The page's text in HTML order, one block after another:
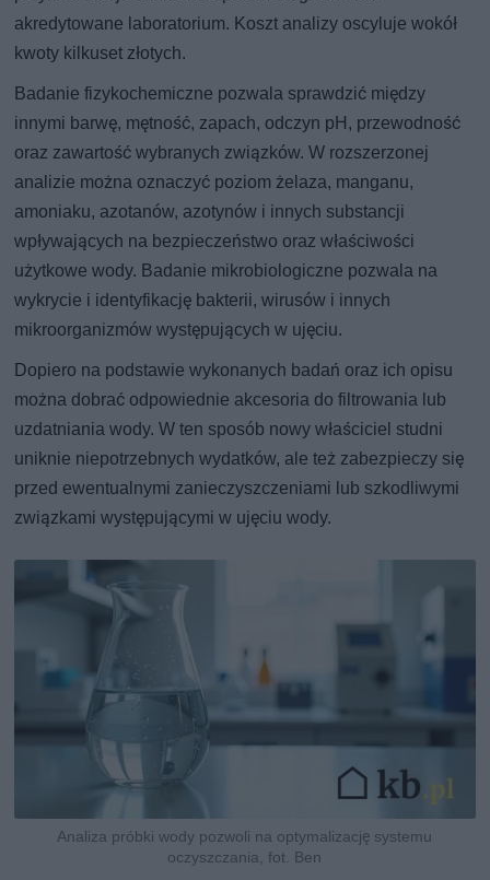
akredytowane laboratorium. Koszt analizy oscyluje wokół
kwoty kilkuset złotych.
Badanie fizykochemiczne pozwala sprawdzić między
innymi barwę, mętność, zapach, odczyn pH, przewodność
oraz zawartość wybranych związków. W rozszerzonej
analizie można oznaczyć poziom żelaza, manganu,
amoniaku, azotanów, azotynów i innych substancji
wpływających na bezpieczeństwo oraz właściwości
użytkowe wody. Badanie mikrobiologiczne pozwala na
wykrycie i identyfikację bakterii, wirusów i innych
mikroorganizmów występujących w ujęciu.
Dopiero na podstawie wykonanych badań oraz ich opisu
można dobrać odpowiednie akcesoria do filtrowania lub
uzdatniania wody. W ten sposób nowy właściciel studni
uniknie niepotrzebnych wydatków, ale też zabezpieczy się
przed ewentualnymi zanieczyszczeniami lub szkodliwymi
związkami występującymi w ujęciu wody.
Analiza próbki wody pozwoli na optymalizację systemu
oczyszczania, fot. Ben